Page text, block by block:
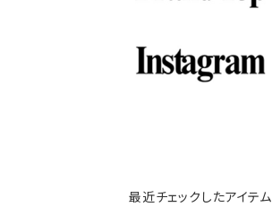
最近チェックしたアイテム